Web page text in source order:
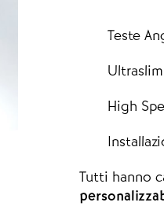
Teste
Ultraslim
High
Tutti hanno